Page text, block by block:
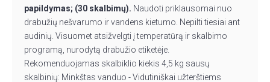
papildymas; (30 skalbimų). Naudoti priklausomai nuo
drabužių nešvarumo ir vandens kietumo. Nepilti tiesiai ant
audinių. Visuomet atsižvelgti į temperatūrą ir skalbimo
programą, nurodytą drabužio etiketėje.
Rekomenduojamas skalbiklio kiekis 4,5 kg sausų
skalbinių: Minkštas vanduo - Vidutiniškai užterštiems